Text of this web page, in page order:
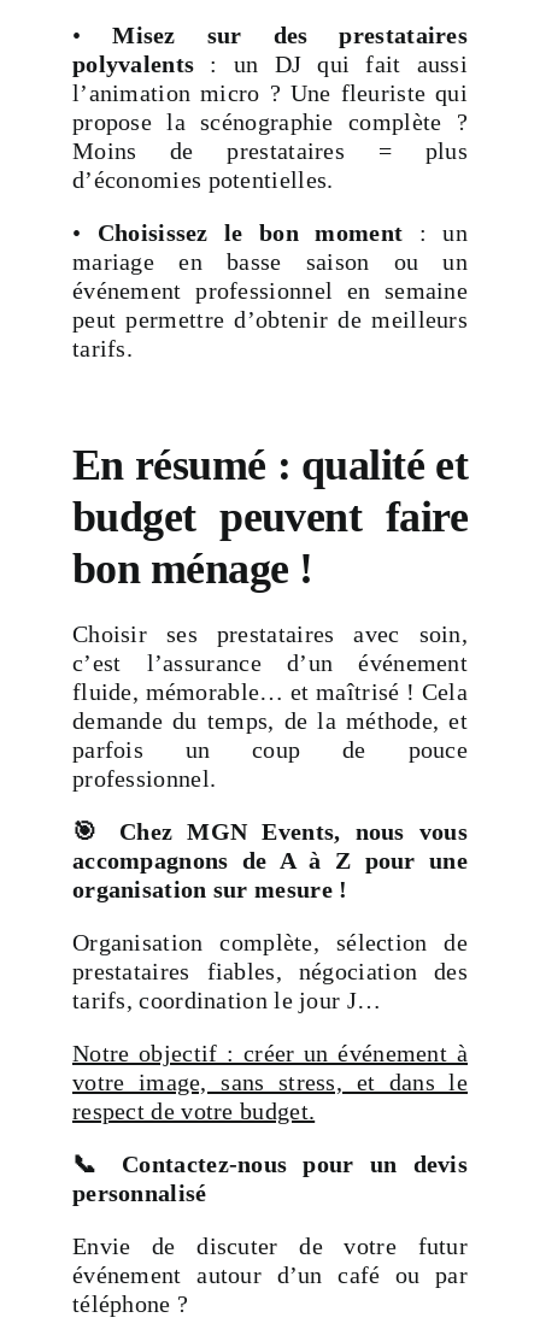
•Misez sur des prestataires
polyvalents : un DJ qui fait aussi
l’animation micro ? Une fleuriste qui
propose la scénographie complète ?
Moins de prestataires = plus
d’économies potentielles.
• Choisissez le bon moment : un
mariage en basse saison ou un
événement professionnel en semaine
peut permettre d’obtenir de meilleurs
tarifs.
En résumé : qualité et
budget peuvent faire
bon ménage !
Choisir ses prestataires avec soin,
c’est l’assurance d’un événement
fluide, mémorable… et maîtrisé ! Cela
demande du temps, de la méthode, et
parfois un coup de pouce
professionnel.
🎯 Chez MGN Events, nous vous
accompagnons de A à Z pour une
organisation sur mesure !
Organisation complète, sélection de
prestataires fiables, négociation des
tarifs, coordination le jour J…
Notre objectif : créer un événement à
votre image, sans stress, et dans le
respect de votre budget.
📞 Contactez-nous pour un devis
personnalisé
Envie de discuter de votre futur
événement autour d’un café ou par
téléphone ?